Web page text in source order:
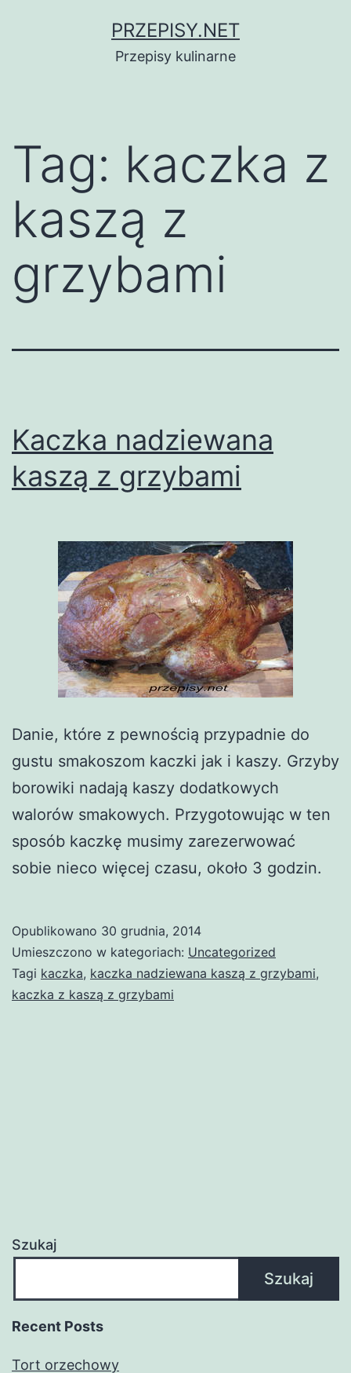
PRZEPISY.NET
Przepisy kulinarne
Tag: kaczka z
kaszą z
grzybami
Kaczka nadziewana
kaszą z grzybami
Danie, które z pewnością przypadnie do
gustu smakoszom kaczki jak i kaszy. Grzyby
borowiki nadają kaszy dodatkowych
walorów smakowych. Przygotowując w ten
sposób kaczkę musimy zarezerwować
sobie nieco więcej czasu, około 3 godzin.
Opublikowano 30 grudnia, 2014
Umieszczono w kategoriach: Uncategorized
Tagi kaczka, kaczka nadziewana kaszą z grzybami,
kaczka z kaszą z grzybami
Szukaj
Szukaj
Recent Posts
Tort orzechowy